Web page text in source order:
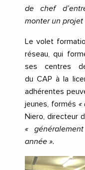
de chef
monter un projet
Le volet
réseau, qui
ses centres de
du CAP à la
adhérentes
jeunes, formés «
Niero, directeur
«
année ».